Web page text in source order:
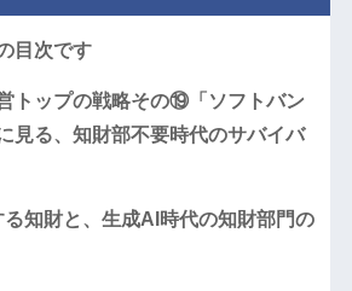
目次です
トップの戦略その⑲「ソフトバン
見る、知財部不要時代のサバイバ
る知財と、生成AI時代の知財部門の